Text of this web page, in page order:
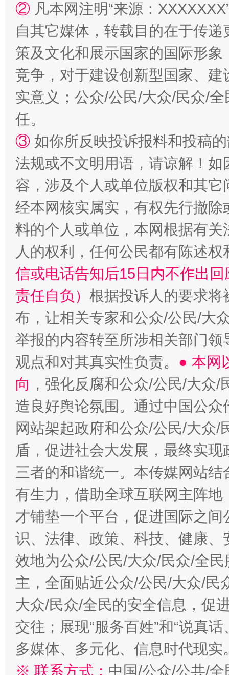
② 凡本网注明“来源：
自其它媒体，转载目的在于传
策及文化和展示国家的国际形
竞争，对于建设创新型国家、
实意义；公众/公民/大众/民众/
任。
③ 如你所反映投诉报料和投稿
法规或不文明用语，请谅解！
容，涉及个人或单位版权和其它
经本网核实属实，有权先行撤
料的个人或单位，本网根据有
人的权利，任何公民都有陈述
信或电话告知后15日内不作出
责任自负） 根据投诉人的要求将
布，让相关专家和公众/公民/大
举报的内容转至所涉相关部门
观点和对其真实性负责。 ● 本网
向 ，强化反腐和公众/公民/大众
造良好舆论氛围。通过中国公
网站架起政府和公众/公民/大众
盾，促进社会大发展，最终实
三者的和谐统一。本传媒网站
有生力，借助全球互联网主阵
才铺垫一个平台，促进国际之
识、法律、政策、科技、健康
效地为公众/公民/大众/民众/全
主，全面贴近公众/公民/大众/民
大众/民众/全民的安全信息，促
交往；展现“服务百姓”和“说真
多媒体、多元化、信息时代现实
※ 联系方式： 中国/公众/公共/